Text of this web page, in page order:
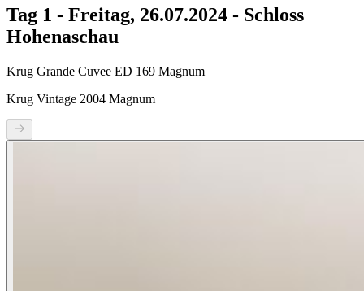
Tag 1 - Freitag, 26.07.2024 - Schloss
Hohenaschau
Krug Grande Cuvee ED 169 Magnum
Krug Vintage 2004 Magnum